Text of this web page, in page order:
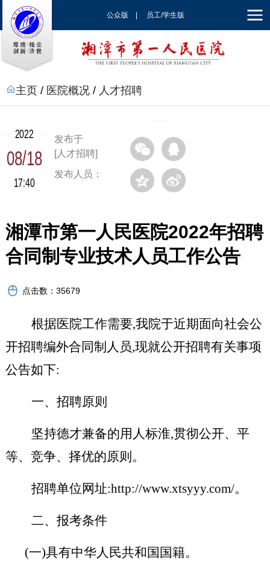
公众版 员工/学生版
| EN
主页 / 医院概况 / 人才招聘
2022
08/18
17:40
发布于
[人才招聘]
发布人员：
湘潭市第一人民医院2022年招聘
合同制专业技术人员工作公告
点击数： 35679
根据医院工作需要,我院于近期面向社会公
开招聘编外合同制人员,现就公开招聘有关事项
公告如下:
一、招聘原则
坚持德才兼备的用人标淮,贯彻公开、平
等、竞争、择优的原则。
招聘单位网址:http://www.xtsyyy.com/。
二、报考条件
(一)具有中华人民共和国国籍。